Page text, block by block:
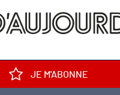
JE M'ABONNE